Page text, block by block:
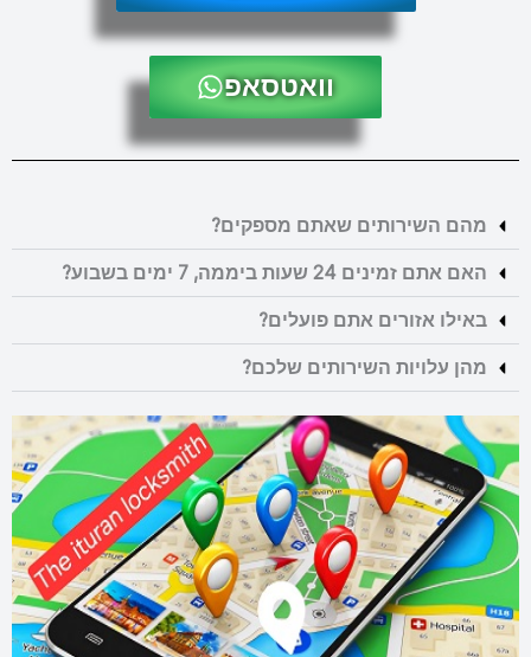
וואטסאפ
מהם השירותים שאתם מספקים?
האם אתם זמינים 24 שעות ביממה, 7 ימים בשבוע?
באילו אזורים אתם פועלים?
מהן עלויות השירותים שלכם?